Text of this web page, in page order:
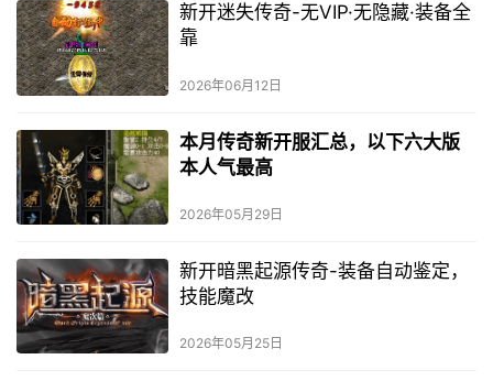
新开迷失传奇-无VIP·无隐藏·装备全
靠
2026年06月12日
本月传奇新开服汇总，以下六大版
本人气最高
2026年05月29日
新开暗黑起源传奇-装备自动鉴定，
技能魔改
2026年05月25日